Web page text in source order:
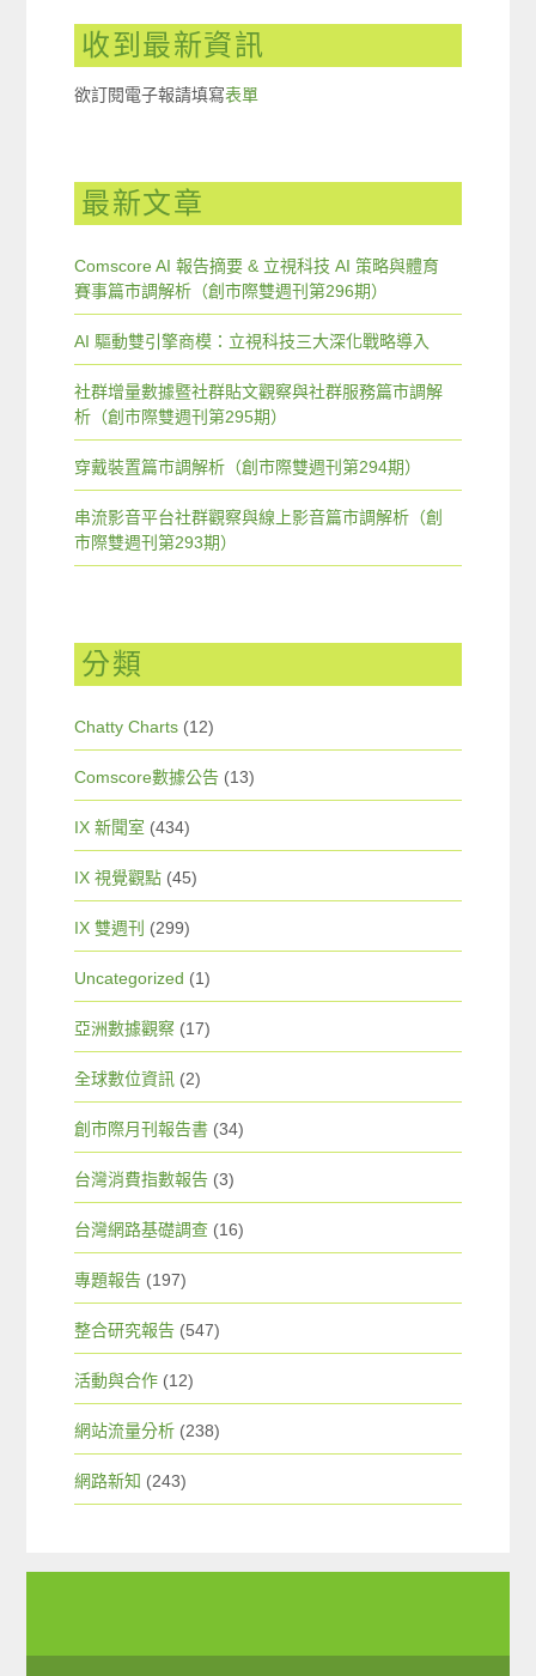
收到最新資訊
欲訂閱電子報請填寫表單
最新文章
Comscore AI 報告摘要 & 立視科技 AI 策略與體育
賽事篇市調解析（創市際雙週刊第296期）
AI 驅動雙引擎商模：立視科技三大深化戰略導入
社群增量數據暨社群貼文觀察與社群服務篇市調解
析（創市際雙週刊第295期）
穿戴裝置篇市調解析（創市際雙週刊第294期）
串流影音平台社群觀察與線上影音篇市調解析（創
市際雙週刊第293期）
分類
Chatty Charts (12)
Comscore數據公告 (13)
IX 新聞室 (434)
IX 視覺觀點 (45)
IX 雙週刊 (299)
Uncategorized (1)
亞洲數據觀察 (17)
全球數位資訊 (2)
創市際月刊報告書 (34)
台灣消費指數報告 (3)
台灣網路基礎調查 (16)
專題報告 (197)
整合研究報告 (547)
活動與合作 (12)
網站流量分析 (238)
網路新知 (243)